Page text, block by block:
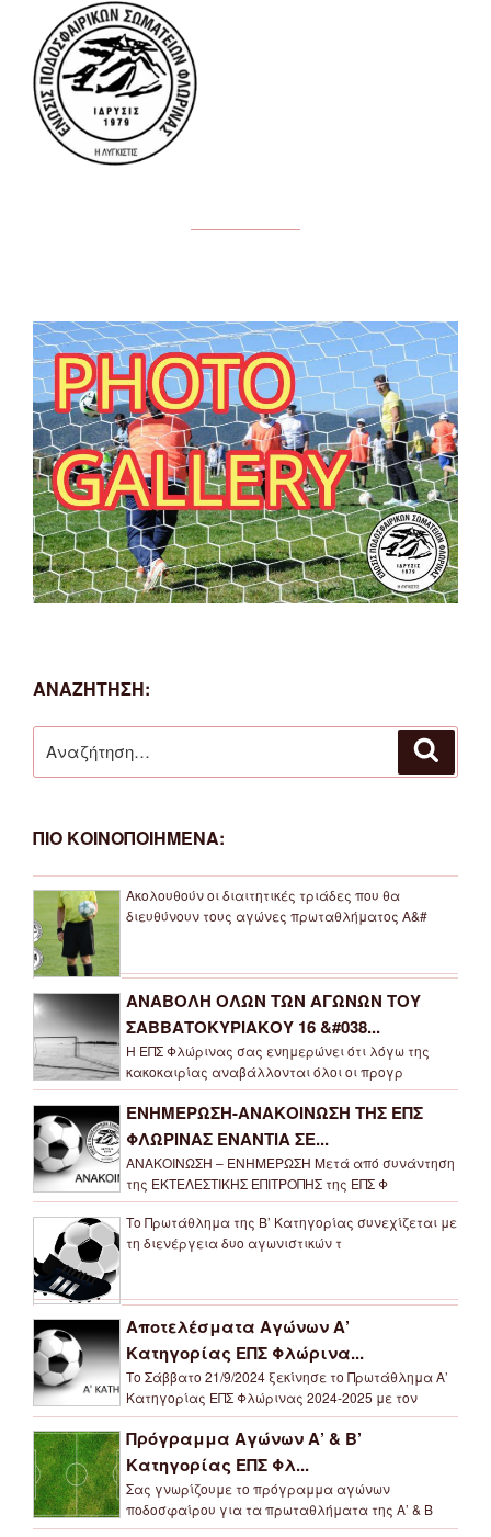
ΑΝΑΖΗΤΗΣΗ:
για:
ΠΙΟ ΚΟΙΝΟΠΟΙΗΜΕΝΑ:
Ακολουθούν οι διαιτητικές τριάδες που θα
διευθύνουν τους αγώνες πρωταθλήματος Α&#
ΑΝΑΒΟΛΗ ΟΛΩΝ ΤΩΝ ΑΓΩΝΩΝ ΤΟΥ
ΣΑΒΒΑΤΟΚΥΡΙΑΚΟΥ 16 &#038...
Η ΕΠΣ Φλώρινας σας ενημερώνει ότι λόγω της
κακοκαιρίας αναβάλλονται όλοι οι προγρ
ΕΝΗΜΕΡΩΣΗ-ΑΝΑΚΟΙΝΩΣΗ ΤΗΣ ΕΠΣ
ΦΛΩΡΙΝΑΣ ΕΝΑΝΤΙΑ ΣΕ...
ΑΝΑΚΟΙΝΩΣΗ – ΕΝΗΜΕΡΩΣΗ Μετά από συνάντηση
της ΕΚΤΕΛΕΣΤΙΚΗΣ ΕΠΙΤΡΟΠΗΣ της ΕΠΣ Φ
Το Πρωτάθλημα της Β’ Κατηγορίας συνεχίζεται με
τη διενέργεια δυο αγωνιστικών τ
Αποτελέσματα Αγώνων Α’
Κατηγορίας ΕΠΣ Φλώρινα...
Το Σάββατο 21/9/2024 ξεκίνησε το Πρωτάθλημα Α’
Κατηγορίας ΕΠΣ Φλώρινας 2024-2025 με τον
Πρόγραμμα Αγώνων Α’ & Β’
Κατηγορίας ΕΠΣ Φλ...
Σας γνωρίζουμε το πρόγραμμα αγώνων
ποδοσφαίρου για τα πρωταθλήματα της Α’ & Β